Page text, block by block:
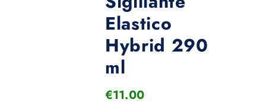
Elastico
Hybrid 290
ml
€11.00